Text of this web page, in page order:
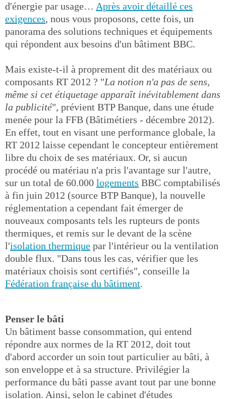
d'énergie par usage… Après avoir détaillé ces
exigences, nous vous proposons, cette fois, un
panorama des solutions techniques et équipements
qui répondent aux besoins d'un bâtiment BBC.
Mais existe-t-il à proprement dit des matériaux ou
composants RT 2012 ? "La notion n'a pas de sens,
même si cet étiquetage apparaît inévitablement dans
la publicité", prévient BTP Banque, dans une étude
menée pour la FFB (Bâtimétiers - décembre 2012).
En effet, tout en visant une performance globale, la
RT 2012 laisse cependant le concepteur entièrement
libre du choix de ses matériaux. Or, si aucun
procédé ou matériau n'a pris l'avantage sur l'autre,
sur un total de 60.000 logements BBC comptabilisés
à fin juin 2012 (source BTP Banque), la nouvelle
réglementation a cependant fait émerger de
nouveaux composants tels les rupteurs de ponts
thermiques, et remis sur le devant de la scène
l'isolation thermique par l'intérieur ou la ventilation
double flux. "Dans tous les cas, vérifier que les
matériaux choisis sont certifiés", conseille la
Fédération française du bâtiment.
Penser le bâti
Un bâtiment basse consommation, qui entend
répondre aux normes de la RT 2012, doit tout
d'abord accorder un soin tout particulier au bâti, à
son enveloppe et à sa structure. Privilégier la
performance du bâti passe avant tout par une bonne
isolation. Ainsi, selon le cabinet d'études